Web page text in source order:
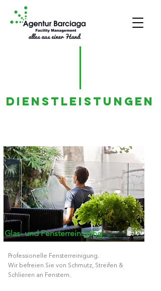
Dienstleistungen
Glas- und Fensterreinigung
Professionelle Fensterreinigung.
Wir befreien Sie von Schmutz, Streifen &
Schlieren an Fenstern.